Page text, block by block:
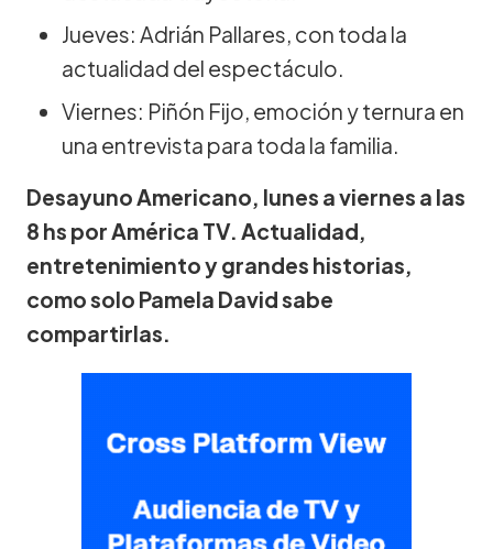
Jueves: Adrián Pallares, con toda la
actualidad del espectáculo.
Viernes: Piñón Fijo, emoción y ternura en
una entrevista para toda la familia.
Desayuno Americano, lunes a viernes a las
8 hs por América TV. Actualidad,
entretenimiento y grandes historias,
como solo Pamela David sabe
compartirlas.